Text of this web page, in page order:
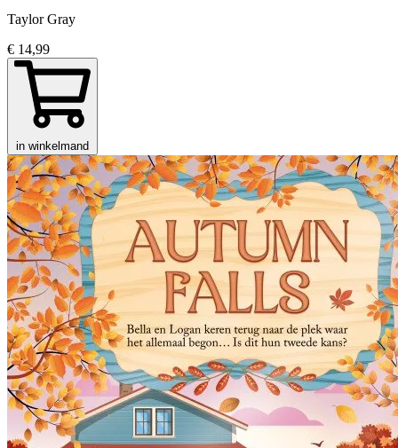
Taylor Gray
€ 14,99
in winkelmand